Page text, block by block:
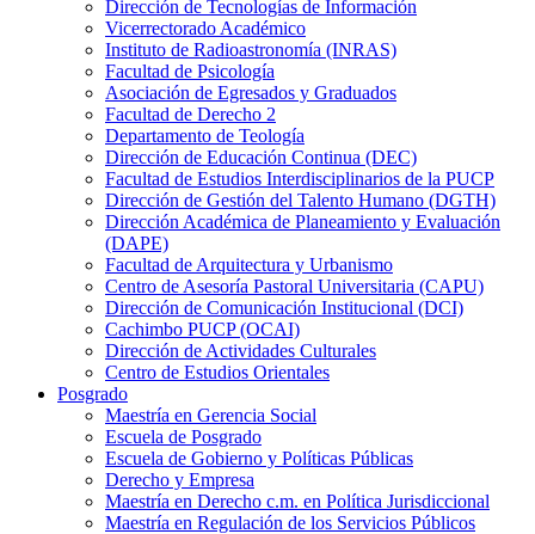
Dirección de Tecnologías de Información
Vicerrectorado Académico
Instituto de Radioastronomía (INRAS)
Facultad de Psicología
Asociación de Egresados y Graduados
Facultad de Derecho 2
Departamento de Teología
Dirección de Educación Continua (DEC)
Facultad de Estudios Interdisciplinarios de la PUCP
Dirección de Gestión del Talento Humano (DGTH)
Dirección Académica de Planeamiento y Evaluación
(DAPE)
Facultad de Arquitectura y Urbanismo
Centro de Asesoría Pastoral Universitaria (CAPU)
Dirección de Comunicación Institucional (DCI)
Cachimbo PUCP (OCAI)
Dirección de Actividades Culturales
Centro de Estudios Orientales
Posgrado
Maestría en Gerencia Social
Escuela de Posgrado
Escuela de Gobierno y Políticas Públicas
Derecho y Empresa
Maestría en Derecho c.m. en Política Jurisdiccional
Maestría en Regulación de los Servicios Públicos